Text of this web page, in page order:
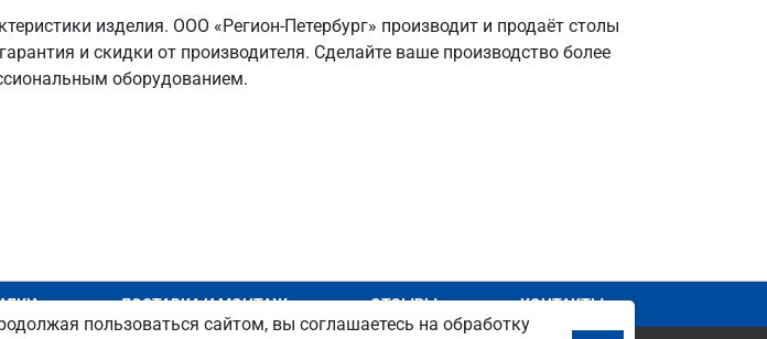
изделия. ООО «Регион-Петербург» производит и продаёт столы
и скидки от производителя. Сделайте ваше производство более
оборудованием.
ДОСТАВКА И МОНТАЖ ОТЗЫВЫ КОНТАКТЫ
пользоваться сайтом, вы соглашаетесь на обработку